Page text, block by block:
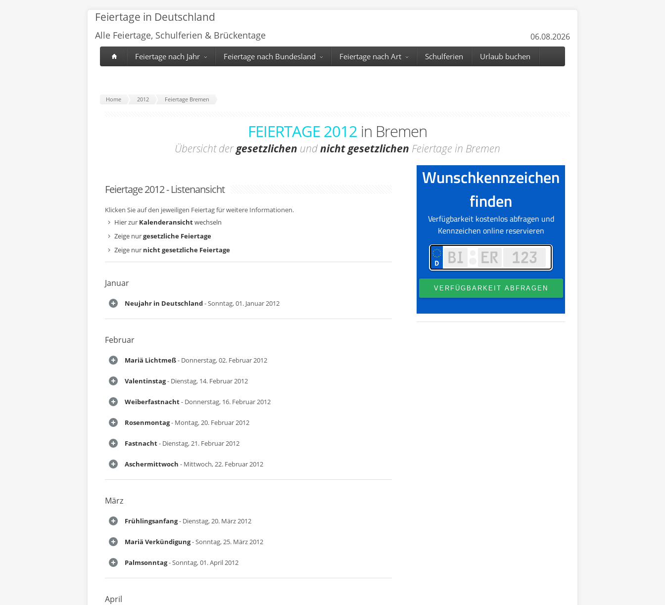
Feiertage in Deutschland
Alle Feiertage, Schulferien & Brückentage 06.08.2026
Feiertage nach Jahr Feiertage nach Bundesland Feiertage nach Art Schulferien Urlaub buchen
Home 2012 Feiertage Bremen
FEIERTAGE 2012 in Bremen
Übersicht dergesetzlichen undnicht gesetzlichen Feiertage in Bremen
Feiertage 2012 - Listenansicht
Klicken Sie auf den jeweiligen Feiertag für weitere Informationen.
Hier zur Kalenderansichtwechseln
Zeige nurgesetzliche Feiertage
Zeige nur nicht gesetzliche Feiertage
Januar
Neujahr in Deutschland- Sonntag, 01. Januar 2012
Februar
Mariä Lichtmeß- Donnerstag, 02. Februar 2012
Valentinstag- Dienstag, 14. Februar 2012
Weiberfastnacht- Donnerstag, 16. Februar 2012
Rosenmontag- Montag, 20. Februar 2012
Fastnacht- Dienstag, 21. Februar 2012
Aschermittwoch - Mittwoch, 22. Februar 2012
März
Frühlingsanfang- Dienstag, 20. März 2012
Mariä Verkündigung- Sonntag, 25. März 2012
Palmsonntag- Sonntag, 01. April 2012
April